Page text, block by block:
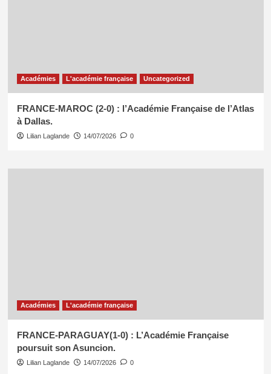
Académies L'académie française Uncategorized
FRANCE-MAROC (2-0) : l’Académie Française de l’Atlas
à Dallas.
Lilian Laglande 14/07/2026 0
Académies L'académie française
FRANCE-PARAGUAY(1-0) : L’Académie Française
poursuit son Asuncion.
Lilian Laglande 14/07/2026 0